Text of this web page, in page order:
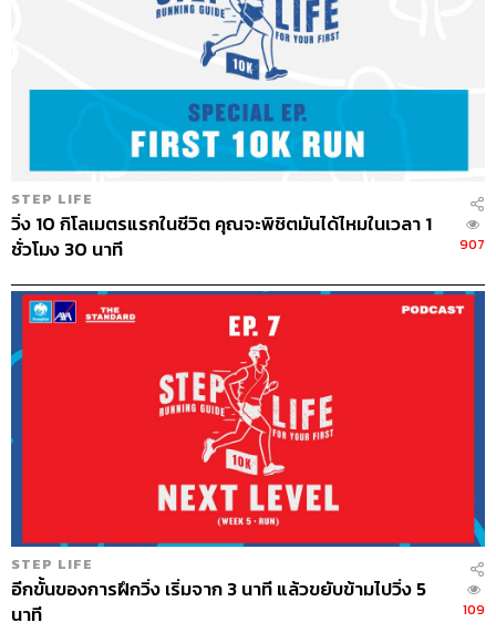
STEP LIFE
วิ่ง 10 กิโลเมตรแรกในชีวิต คุณจะพิชิตมันได้ไหมในเวลา 1
ชั่วโมง 30 นาที
907
STEP LIFE
อีกขั้นของการฝึกวิ่ง เริ่มจาก 3 นาที แล้วขยับข้ามไปวิ่ง 5
นาที
109